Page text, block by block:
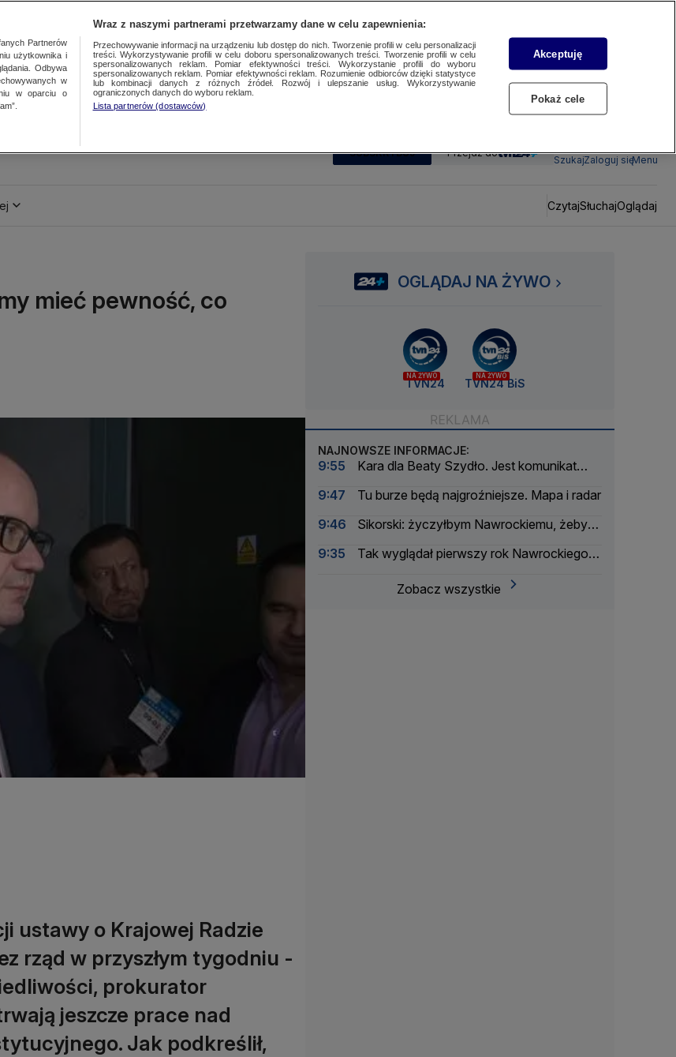
SUBSKRYBUJ Przejdź do
SzukajZaloguj sięMenu
CzytajSłuchajOglądaj
mieć pewność, co
ustawy o Krajowej Radzie
rząd w przyszłym tygodniu -
prokurator
jeszcze prace nad
Jak podkreślił,
OGLĄDAJ NA ŻYWO
NA ŻYWO
TVN24
NA ŻYWO
TVN24 BiS
NAJNOWSZE INFORMACJE:
9:55
Kara dla Beaty Szydło. Jest komunikat
9:47
Tu burze będą najgroźniejsze. Mapa i radar
9:46
Sikorski: życzyłbym Nawrockiemu, żeby
9:35
Tak wyglądał pierwszy rok Nawrockiego w
Zobacz wszystkie
Partnerów
użytkownika i
Odbywa
w
w oparciu o
Wraz z naszymi partnerami przetwarzamy dane w celu zapewnienia:
Przechowywanie informacji na urządzeniu lub dostęp do nich. Tworzenie profili w celu personalizacji
treści. Wykorzystywanie profili w celu doboru spersonalizowanych treści. Tworzenie profili w celu
spersonalizowanych reklam. Pomiar efektywności treści. Wykorzystanie profili do wyboru
spersonalizowanych reklam. Pomiar efektywności reklam. Rozumienie odbiorców dzięki statystyce
lub kombinacji danych z różnych źródeł. Rozwój i ulepszanie usług. Wykorzystywanie
ograniczonych danych do wyboru reklam.
Lista partnerów (dostawców)
Akceptuję
Pokaż cele